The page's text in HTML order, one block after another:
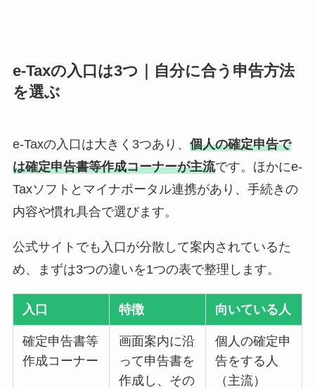
e-Taxの入口は3つ｜自分に合う申告方法
を選ぶ
e-Taxの入口は大きく3つあり、 個人の確定申告で
は確定申告書等作成コーナーが主流です。ほかにe-
Taxソフトとマイナポータル連携があり、手続きの
内容や慣れ具合で選びます。
公式サイトでも入口が分散して案内されているた
め、まずは3つの違いを1つの表で整理します。
入口 特徴 向いている人
確定申告書等
作成コーナー
画面案内に沿
って申告書を
作成し、その
個人の確定申
告をする人
（主流）